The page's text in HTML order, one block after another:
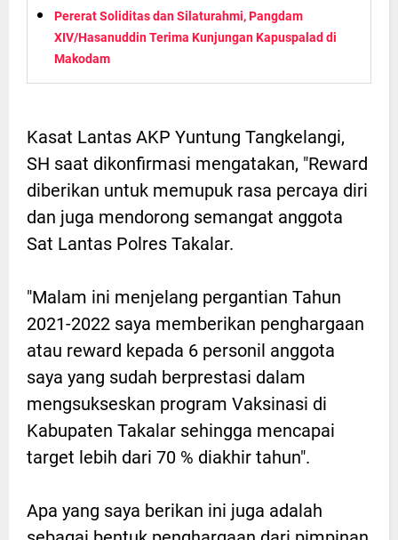
Pererat Soliditas dan Silaturahmi, Pangdam
XIV/Hasanuddin Terima Kunjungan Kapuspalad di
Makodam
Kasat Lantas AKP Yuntung Tangkelangi,
SH saat dikonfirmasi mengatakan, "Reward
diberikan untuk memupuk rasa percaya diri
dan juga mendorong semangat anggota
Sat Lantas Polres Takalar.
"Malam ini menjelang pergantian Tahun
2021-2022 saya memberikan penghargaan
atau reward kepada 6 personil anggota
saya yang sudah berprestasi dalam
mengsukseskan program Vaksinasi di
Kabupaten Takalar sehingga mencapai
target lebih dari 70 % diakhir tahun".
Apa yang saya berikan ini juga adalah